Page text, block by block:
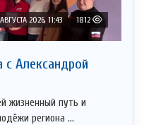
2026, 11:43 1812
с Александрой
жизненный путь и
региона ...